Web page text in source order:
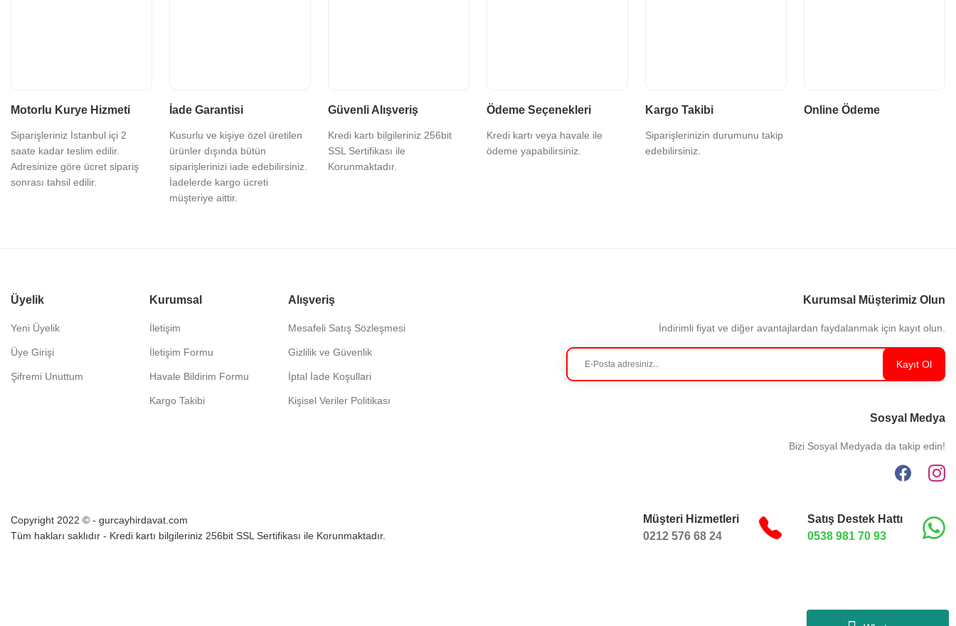
Motorlu Kurye Hizmeti
Siparişleriniz İstanbul içi 2
saate kadar teslim edilir.
Adresinize göre ücret sipariş
sonrası tahsil edilir.
İade Garantisi
Kusurlu ve kişiye özel üretilen
ürünler dışında bütün
siparişlerinizi iade edebilirsiniz.
İadelerde kargo ücreti
müşteriye aittir.
Güvenli Alışveriş
Kredi kartı bilgileriniz 256bit
SSL Sertifikası ile
Korunmaktadır.
Ödeme Seçenekleri
Kredi kartı veya havale ile
ödeme yapabilirsiniz.
Kargo Takibi
Siparişlerinizin durumunu takip
edebilirsiniz.
Online Ödeme
Üyelik
Yeni Üyelik
Üye Girişi
Şifremi Unuttum
Kurumsal
İletişim
İletişim Formu
Havale Bildirim Formu
Kargo Takibi
Alışveriş
Mesafeli Satış Sözleşmesi
Gizlilik ve Güvenlik
İptal İade Koşullari
Kişisel Veriler Politikası
Kurumsal Müşterimiz Olun
İndirimli fiyat ve diğer avantajlardan faydalanmak için kayıt olun.
Kayıt Ol
Sosyal Medya
Bizi Sosyal Medyada da takip edin!
Copyright 2022 © - gurcayhirdavat.com
Tüm hakları saklıdır - Kredi kartı bilgileriniz 256bit SSL Sertifikası ile Korunmaktadır.
Müşteri Hizmetleri
0212 576 68 24
Satış Destek Hattı
0538 981 70 93